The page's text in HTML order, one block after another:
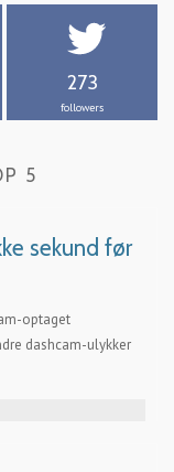
273
followers
5
sekund før
optaget
dashcam-ulykker